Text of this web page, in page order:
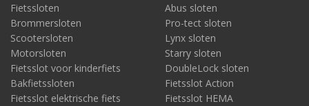
Fietssloten
Brommersloten
Scootersloten
Motorsloten
Fietsslot voor kinderfiets
Bakfietssloten
Fietsslot elektrische fiets
Abus sloten
Pro-tect sloten
Lynx sloten
Starry sloten
DoubleLock sloten
Fietsslot Action
Fietsslot HEMA